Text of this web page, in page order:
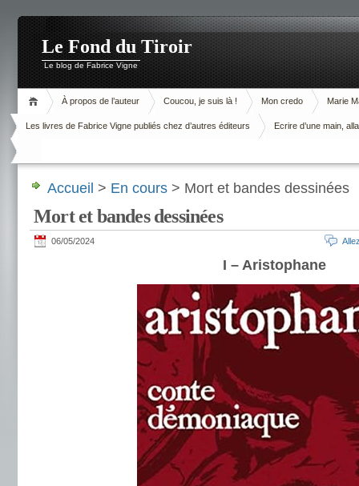
Le Fond du Tiroir
Le blog de Fabrice Vigne
À propos de l’auteur Coucou, je suis là ! Mon credo Marie
Les livres de Fabrice Vigne publiés chez d’autres éditeurs Ecrire d’une main,
Accueil > En cours > Mort et bandes dessinées
Mort et bandes dessinées
06/05/2024
I – Aristophane